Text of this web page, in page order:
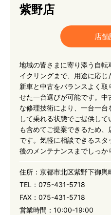
紫野店
店舗
地域の皆さまに寄り添う自
イクリングまで、用途に応じ
新車と中古をバランスよく
せた一台選びが可能です。
な修理技術により、一台一
して乗れる状態でご提供し
も含めてご提案できるため
です。気軽に相談できるスタ
後のメンテナンスまでしっか
住所： 京都市北区紫野下御輿
TEL： 075-431-5718
FAX： 075-431-5718
営業時間： 10:00-19:00